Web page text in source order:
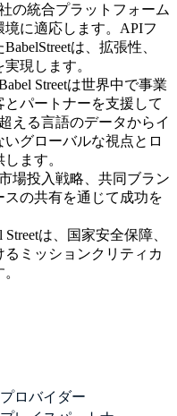
の統合プラットフォーム
に適応します。APIフ
は、拡張性、
現します。
Streetは世界中で事業
パートナーを支援して
える言語のデータからイ
グローバルな視点とロ
ます。
場投入戦略、共同ブラン
スの共有を通じて成功を
は、国家安全保障、
ミッションクリティカ
ロバイダー